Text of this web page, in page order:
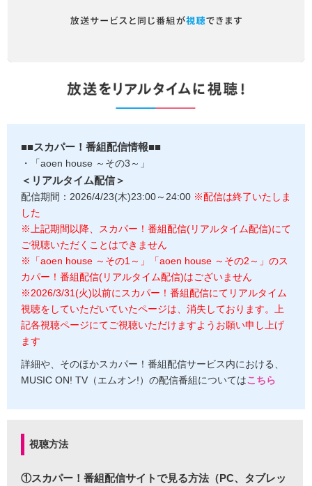
■■スカパー！番組配信情報■■
・「aoen house ～その3～」
＜リアルタイム配信＞
配信期間：2026/4/23(木)23:00～24:00 ※配信は終了いたしま
した
※上記期間以降、スカパー！番組配信(リアルタイム配信)にて
ご視聴いただくことはできません
※「aoen house ～その1～」「aoen house ～その2～」のス
カパー！番組配信(リアルタイム配信)はございません
※2026/3/31(火)以前にスカパー！番組配信にてリアルタイム
視聴をしていただいていたページは、消失しております。上
記各視聴ページにてご視聴いただけますようお願い申し上げ
ます
詳細や、そのほかスカパー！番組配信サービス内における、
MUSIC ON! TV（エムオン!）の配信番組についてはこちら
視聴方法
①スカパー！番組配信サイトで見る方法（PC、タブレッ